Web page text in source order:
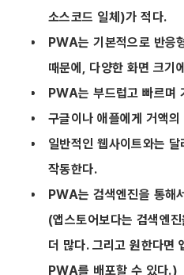
소스코드 일체)가 적다.
PWA는 기본적으로 반
때문에, 다양한 화면 크기
PWA는 부드럽고 빠르며
구글이나 애플에게 거액
일반적인 웹사이트와는
작동한다.
PWA는 검색엔진을 통해
(앱스토어보다는 검색엔
더 많다. 그리고 원한다면
PWA를 배포할 수 있다.)